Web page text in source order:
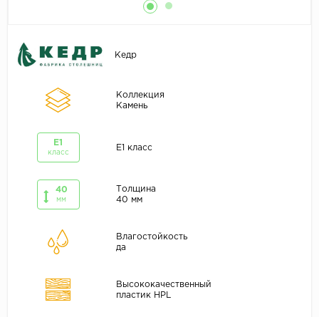
Кедр
Коллекция
Камень
E1
класс
E1 класс
40
мм
Толщина
40 мм
Влагостойкость
да
Высококачественный
пластик HPL